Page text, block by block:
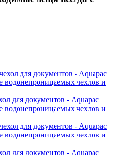
для документов - Aquapac
водонепроницаемых чехлов и
для документов - Aquapac